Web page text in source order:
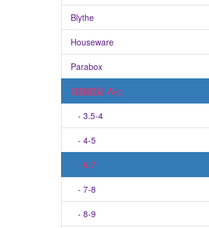
Blythe
Houseware
Parabox
娃娃假髮 Wig
- 3.5-4
- 4-5
- 6-7
- 7-8
- 8-9